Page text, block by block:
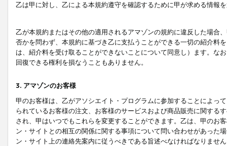
乙は甲に対し、乙による本規約遵守を確認するために甲が求める情報
乙が本規約またはその他の適用されるアマゾンの規約に違反した場合
否かを問わず、本規約に基づき乙に支払うことができる一切の紹介料
は、紹介料を受け取ることができないことについて同意し）ます。な
回復できる権利を損なうこともありません。
3. アマゾンのお客様
甲のお客様は、乙がアソシエイト・プログラムに参加することによっ
られているお客様の注文、お客様のサービスおよび商品販売に関する
され、甲はいつでもこれらを変更することができます。乙は、甲のお
ン・サイトとの相互の関係に関する事項について問い合わせがあった
ン・サイト上の連絡先案内に従うべきである旨述べなければなりませ